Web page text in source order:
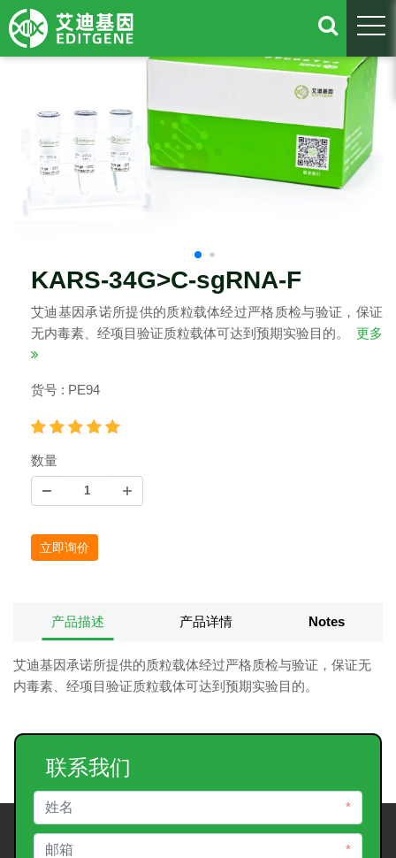
KARS-34G>C-sgRNA-F
艾迪基因承诺所提供的质粒载体经过严格质检与验证，保证
无内毒素、经项目验证质粒载体可达到预期实验目的。
更多
货号 : PE94
数量
立即询价
产品描述 产品详情 Notes
艾迪基因承诺所提供的质粒载体经过严格质检与验证，保证无
内毒素、经项目验证质粒载体可达到预期实验目的。
联系我们
*
*